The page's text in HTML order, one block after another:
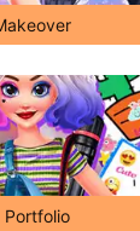
Portfolio